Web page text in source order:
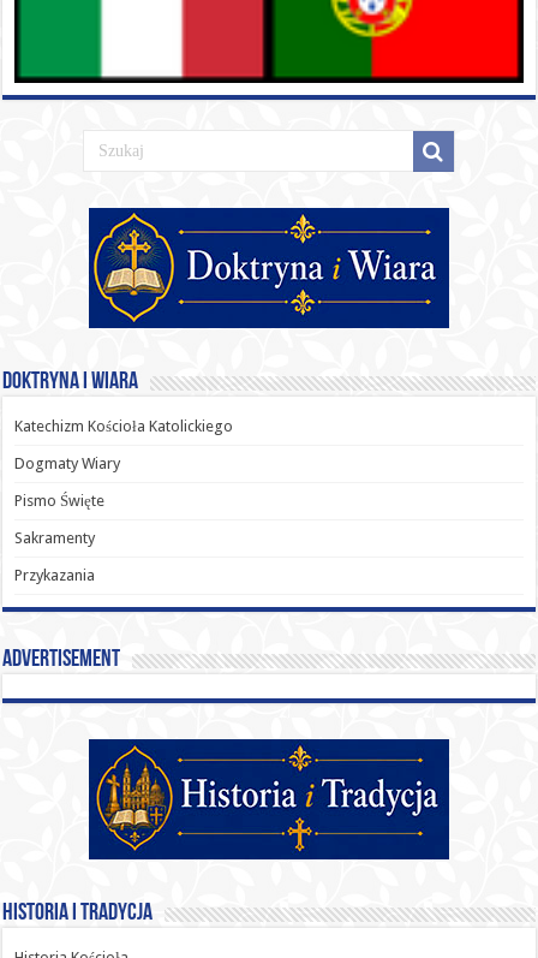
Doktryna i Wiara
Katechizm Kościoła Katolickiego
Dogmaty Wiary
Pismo Święte
Sakramenty
Przykazania
Advertisement
Historia i Tradycja